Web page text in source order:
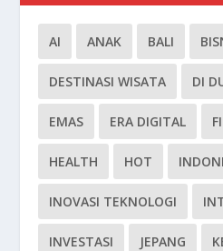
AI ANAK BALI
DESTINASI WISATA DI
EMAS ERA DIGITAL
HEALTH HOT
INOVASI TEKNOLOGI
INVESTASI JEPANG